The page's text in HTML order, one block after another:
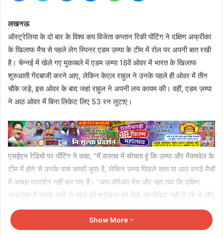
लखनऊ
ऑस्ट्रेलिया के दो बार के विश्व कप विजेता कप्तान रिकी पोंटिंग ने दक्षिण अफ्रीका
के खिलाफ मैच से पहले लेग स्पिनर एडम ज़म्पा के टीम में रोल पर अपनी बात रखी
है। चेन्नई में खेले गए मुकाबले में एडम ज़म्पा 18वें ओवर में भारत के खिलाफ
शुरुआती गेंदबाजी करने आए, लेकिन केएल राहुल ने उनके पहले ही ओवर में तीन
चौके जड़े, इस ओवर के बाद जहां राहुल ने अपनी लय कायम की। वहीं, एडम ज़म्पा
ने आठ ओवर में बिना लिकेट लिए 53 रन लुटाए।
एसईएन रेडियो पर पोंटिंग ने कहा, "मैं वास्तव में सोचता हूं कि ज़म्पा और मैक्सवेल के
टीम में होने से उनके पास काफी कुछ है, लेकिन ज़म्पा पिछले सात या आठ वनडे मैचों
में अच्छा प्रदर्शन नहीं कर पाए हैं। "आप वॉर्मअप मैच और यहां तक कि दक्षिण
अफ्रीका में उनके आने से पहले की श्रृंखला को देखें, वह विकेट नहीं ले रहे थे और
वह बहुत रन दे रहे थे।" ज़म्पा और ग्लेन मैक्सवेल ऑस्ट्रेलियाई टीम में एकमात्र
स्पिन विकल्प हैं, एश्टन एगर चोट के कारण बाहर हैं। पोंटिंग ने ऑस्ट्रेलिया से
Show More